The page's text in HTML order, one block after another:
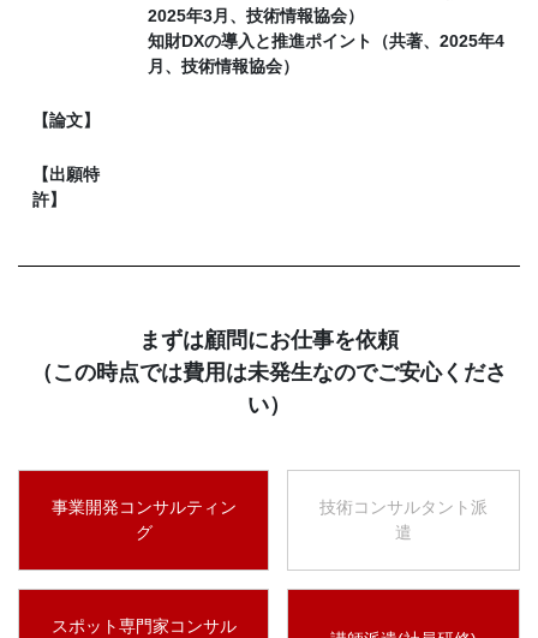
2025年3月、技術情報協会）
知財DXの導入と推進ポイント（共著、2025年4
月、技術情報協会）
【論文】
【出願特
許】
まずは顧問にお仕事を依頼
（この時点では費用は未発生なのでご安心くださ
い）
事業開発コンサルティン
グ
技術コンサルタント派
遣
スポット専門家コンサル